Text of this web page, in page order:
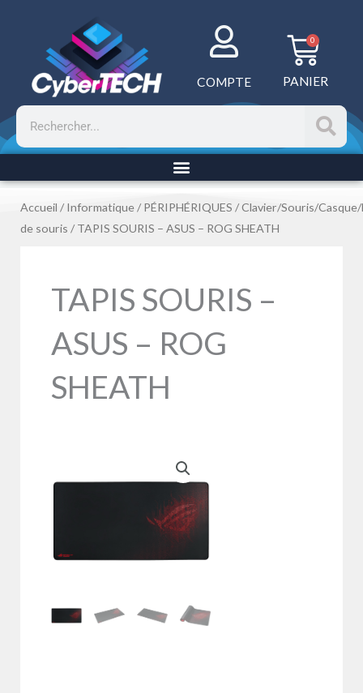
COMPTE
0
PANIER
Rechercher
Accueil /Informatique / PÉRIPHÉRIQUES /Clavier/Souris/
de souris / TAPIS SOURIS – ASUS – ROG SHEATH
TAPIS SOURIS –
ASUS – ROG
SHEATH